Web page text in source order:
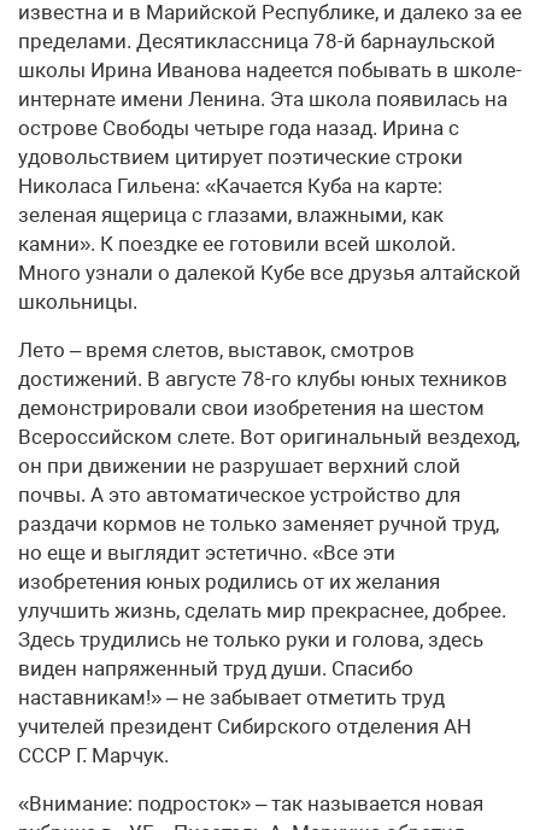
известна и в Марийской Республике, и далеко за ее
пределами. Десятиклассница 78-й барнаульской
школы Ирина Иванова надеется побывать в школе-
интернате имени Ленина. Эта школа появилась на
острове Свободы четыре года назад. Ирина с
удовольствием цитирует поэтические строки
Николаса Гильена: «Качается Куба на карте:
зеленая ящерица с глазами, влажными, как
камни». К поездке ее готовили всей школой.
Много узнали о далекой Кубе все друзья алтайской
школьницы.
Лето – время слетов, выставок, смотров
достижений. В августе 78-го клубы юных техников
демонстрировали свои изобретения на шестом
Всероссийском слете. Вот оригинальный вездеход,
он при движении не разрушает верхний слой
почвы. А это автоматическое устройство для
раздачи кормов не только заменяет ручной труд,
но еще и выглядит эстетично. «Все эти
изобретения юных родились от их желания
улучшить жизнь, сделать мир прекраснее, добрее.
Здесь трудились не только руки и голова, здесь
виден напряженный труд души. Спасибо
наставникам!» – не забывает отметить труд
учителей президент Сибирского отделения АН
СССР Г. Марчук.
«Внимание: подросток» – так называется новая